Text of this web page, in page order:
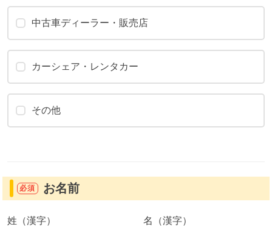
中古車ディーラー・販売店
カーシェア・レンタカー
その他
必須 お名前
姓（漢字） 名（漢字）